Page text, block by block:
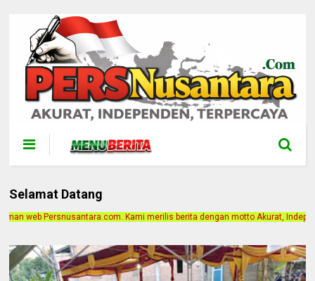
Selamat Datang
merilis berita dengan motto Akurat, Independen, Terpercaya. Alamat